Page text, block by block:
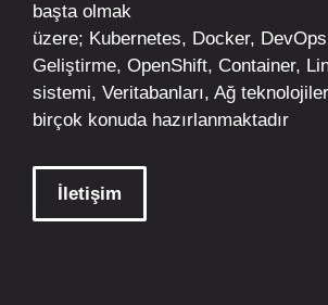
başta olmak
üzere; Kubernetes, Docker, DevOps
Geliştirme, OpenShift, Container,
sistemi, Veritabanları, Ağ
birçok konuda hazırlanmaktadır
İletişim